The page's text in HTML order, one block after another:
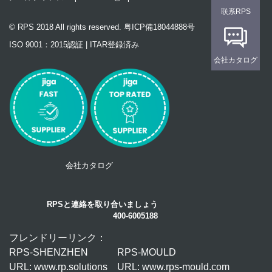
© RPS 2018 All rights reserved. 粤ICP備18044888号
ISO 9001：2015認証 | ITAR登録済み
会社カタログ
RPSと連絡を取り合いましょう
400-6005188
フレンドリーリンク：
RPS-SHENZHEN
URL: www.rp.solutions
RPS-MOULD
URL: www.rps-mould.com
联系RPS
会社カタログ